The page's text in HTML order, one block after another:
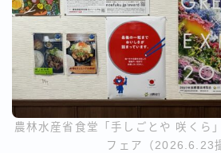
農林水産省食堂「手しごとや 咲くら
フェア（2026.6.23